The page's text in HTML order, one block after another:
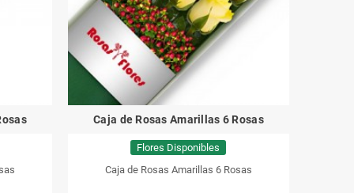
Caja de Rosas Amarillas 6 Rosas
Flores Disponibles
Caja de Rosas Amarillas 6 Rosas